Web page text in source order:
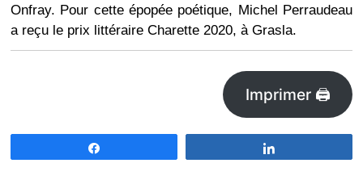
Onfray. Pour cette épopée poétique, Michel Perraudeau
a reçu le prix littéraire Charette 2020, à Grasla.
Imprimer 🖨